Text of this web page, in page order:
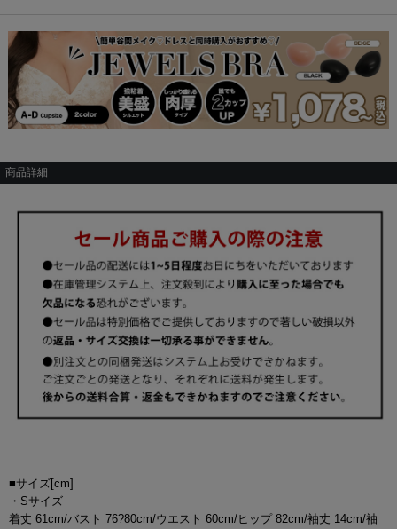
商品詳細
■サイズ[cm]
・Sサイズ
着丈 61cm/バスト 76?80cm/ウエスト 60cm/ヒップ 82cm/袖丈 14cm/袖